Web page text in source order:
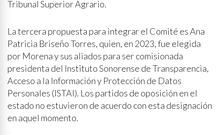
Tribunal Superior Agrario.
La tercera propuesta para integrar el Comité es Ana
Patricia Briseño Torres, quien, en 2023, fue elegida
por Morena y sus aliados para ser comisionada
presidenta del Instituto Sonorense de Transparencia,
Acceso a la Información y Protección de Datos
Personales (ISTAI). Los partidos de oposición en el
estado no estuvieron de acuerdo con esta designación
en aquel momento.